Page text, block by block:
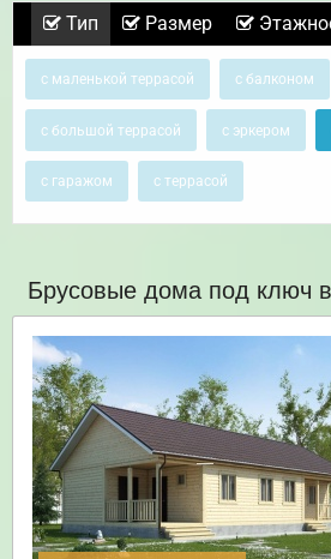
Тип Размер
с маленькой террасой с балконом
с большой террасой с эркером
с гаражом с террасой
Брусовые дома под